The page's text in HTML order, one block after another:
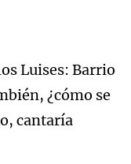
Luises: Barrio
¿cómo se
cantaría